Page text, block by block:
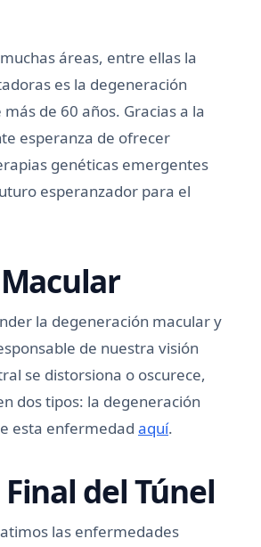
áreas, entre ellas la
es la degeneración
de 60 años. Gracias a la
esperanza de ofrecer
genéticas emergentes
esperanzador para el
la degeneración macular y
de nuestra visión
se distorsiona o oscurece,
dos tipos: la degeneración
esta enfermedad aquí.
del Túnel
las enfermedades